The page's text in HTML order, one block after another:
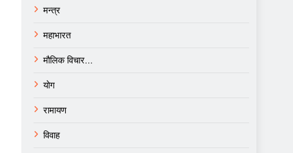
मन्त्र
महाभारत
मौलिक विचार…
योग
रामायण
विवाह